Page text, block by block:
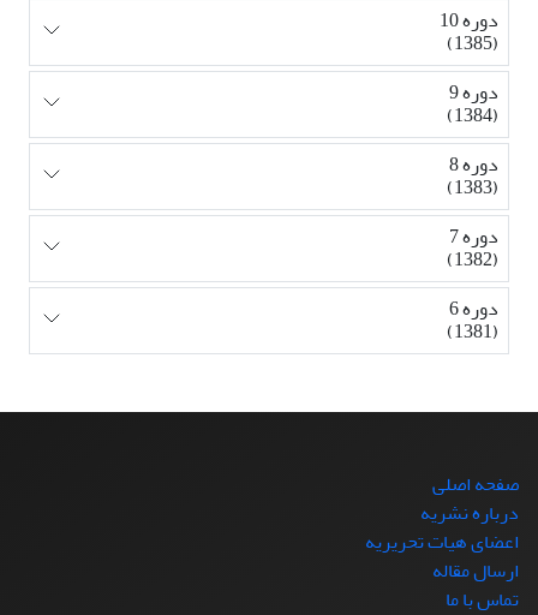
دوره 10
(1385)
دوره 9
(1384)
دوره 8
(1383)
دوره 7
(1382)
دوره 6
(1381)
صفحه اصلی
درباره نشریه
اعضای هیات تحریریه
ارسال مقاله
تماس با ما